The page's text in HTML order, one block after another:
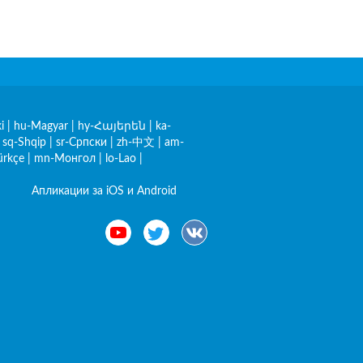
hu-Magyar hy-Հայերեն
ka-
sq-Shqip sr-Српски zh-中文
am-
mn-Монгол lo-Lao
Апликации за iOS и Android